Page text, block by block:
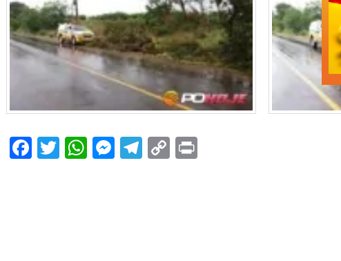
Facebook
Twitter
WhatsApp
Messenger
Telegram
Copy